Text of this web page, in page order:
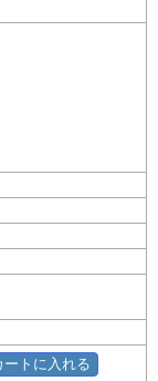
ートに入れる